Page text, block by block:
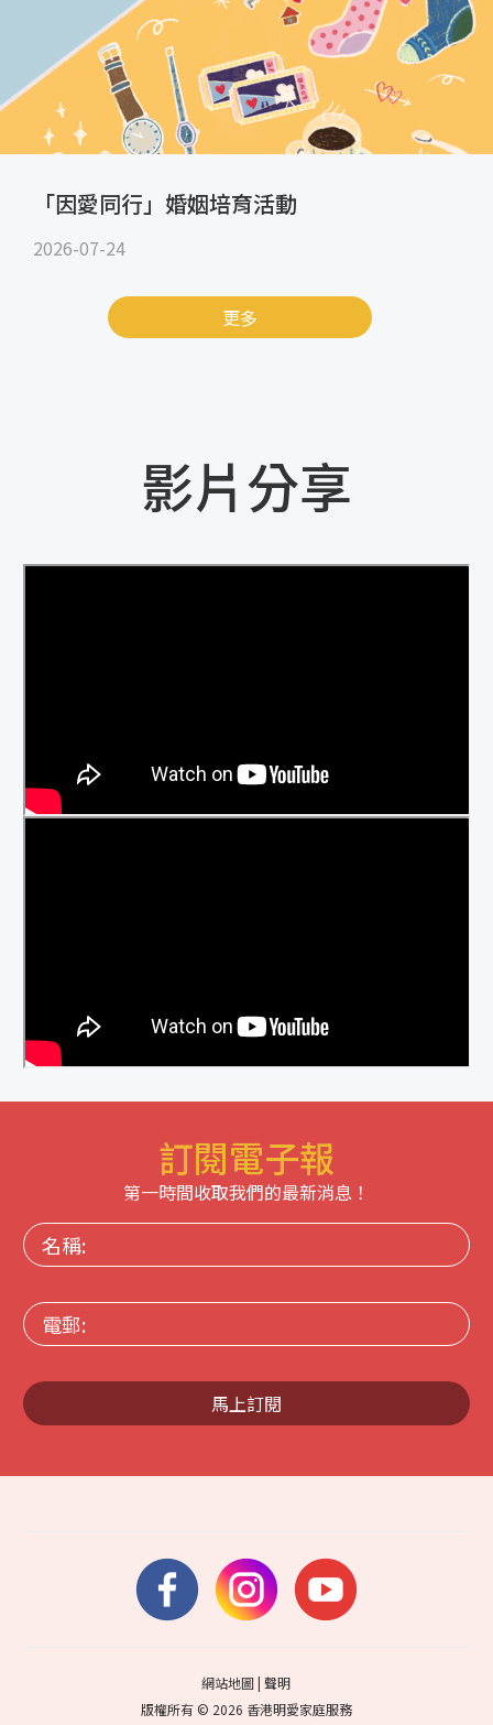
「因愛同行」婚姻培育活動
2026-07-24
更多
影片分享
訂閱電子報
第一時間收取我們的最新消息！
名
稱:
電
郵:
馬上訂閱
網站地圖|聲明
版權所有 © 2026 香港明愛家庭服務